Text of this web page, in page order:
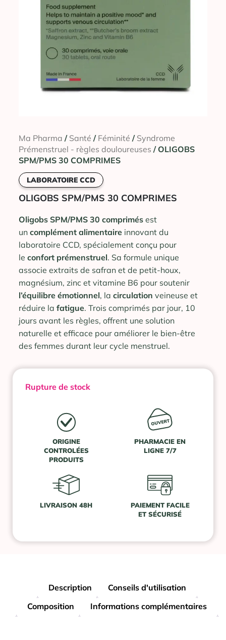
Ma Pharma / Santé / Féminité / Syndrome
Prémenstruel - règles douloureuses / OLIGOBS
SPM/PMS 30 COMPRIMES
LABORATOIRE CCD
OLIGOBS SPM/PMS 30 COMPRIMES
Oligobs SPM/PMS 30 comprimés est
un complément alimentaire innovant du
laboratoire CCD, spécialement conçu pour
le confort prémenstruel. Sa formule unique
associe extraits de safran et de petit-houx,
magnésium, zinc et vitamine B6 pour soutenir
l’équilibre émotionnel, la circulation veineuse et
réduire la fatigue. Trois comprimés par jour, 10
jours avant les règles, offrent une solution
naturelle et efficace pour améliorer le bien-être
des femmes durant leur cycle menstruel.
Rupture de stock
ORIGINE
CONTROLÉES
PRODUITS
PHARMACIE EN
LIGNE 7/7
LIVRAISON 48H
PAIEMENT FACILE
ET SÉCURISÉ
Description
Conseils d'utilisation
Composition
Informations complémentaires